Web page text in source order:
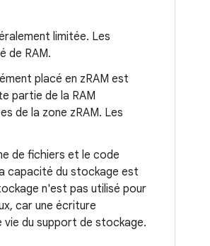
limitée. Les
de RAM.
placé en zRAM est
partie de la RAM
de la zone zRAM. Les
de fichiers et le code
capacité du stockage est
n'est pas utilisé pour
car une écriture
du support de stockage.